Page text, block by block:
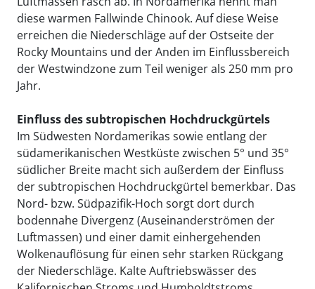
diese warmen Fallwinde Chinook. Auf diese Weise
erreichen die Niederschläge auf der Ostseite der
Rocky Mountains und der Anden im Einflussbereich
der Westwindzone zum Teil weniger als 250 mm pro
Jahr.
Einfluss des subtropischen Hochdruckgürtels
Im Südwesten Nordamerikas sowie entlang der
südamerikanischen Westküste zwischen 5° und 35°
südlicher Breite macht sich außerdem der Einfluss
der subtropischen Hochdruckgürtel bemerkbar. Das
Nord- bzw. Südpazifik-Hoch sorgt dort durch
bodennahe Divergenz (Auseinanderströmen der
Luftmassen) und einer damit einhergehenden
Wolkenauflösung für einen sehr starken Rückgang
der Niederschläge. Kalte Auftriebswässer des